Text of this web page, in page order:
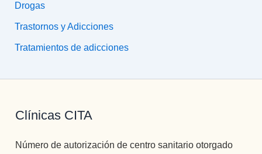
Drogas
Trastornos y Adicciones
Tratamientos de adicciones
Clínicas CITA
Número de autorización de centro sanitario otorgado